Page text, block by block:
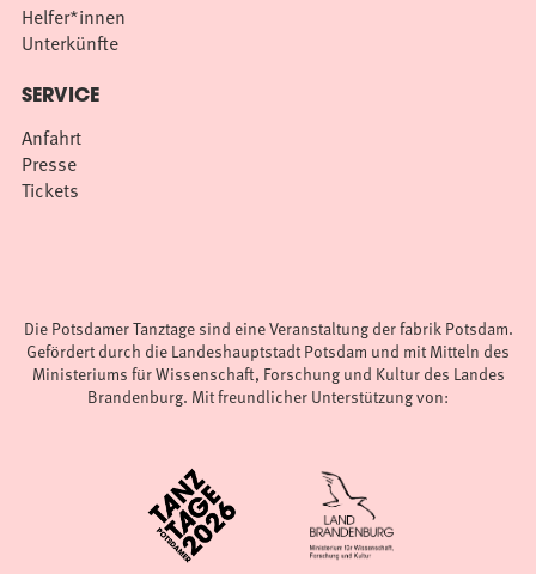
Helfer*innen
Unterkünfte
SERVICE
Anfahrt
Presse
Tickets
Die Potsdamer Tanztage sind eine Veranstaltung der fabrik Potsdam.
Gefördert durch die Landeshauptstadt Potsdam und mit Mitteln des
Ministeriums für Wissenschaft, Forschung und Kultur des Landes
Brandenburg. Mit freundlicher Unterstützung von: